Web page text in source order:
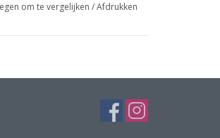
om te vergelijken /Afdrukken